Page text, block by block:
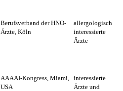
Berufsverband der HNO-
Ärzte, Köln
allergologisch
interessierte
Ärzte
AAAAI-Kongress, Miami,
USA
interessierte
Ärzte und